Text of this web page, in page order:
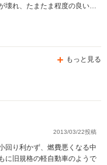
壊れ、たまたま程度の良いエ
もっと見る
2013/03/22投稿
回り利かず、燃費悪くなる中
に旧規格の軽自動車のようで